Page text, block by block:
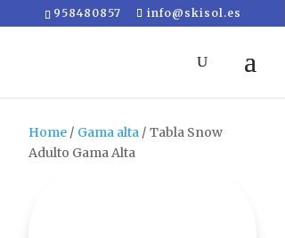
958480857 info@skisol.es
Home / Gama alta / Tabla Snow
Adulto Gama Alta